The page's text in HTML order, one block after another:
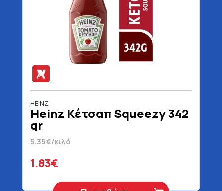
HEINZ
Heinz Κέτσαπ Squeezy 342
gr
5.35€/κιλό
1.83€